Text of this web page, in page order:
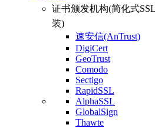
证书颁发机构(简化式
装)
速安信(AnTrust)
DigiCert
GeoTrust
Comodo
Sectigo
RapidSSL
AlphaSSL
GlobalSign
Thawte